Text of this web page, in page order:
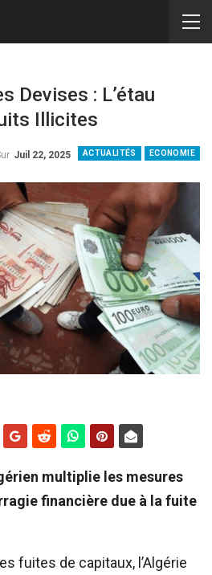
Devises : L’étau
Illicites
ACTUALITÉS ECONOMIE
Juil 22, 2025
multiplie les mesures
financière due à la fuite
fuites de capitaux, l’Algérie